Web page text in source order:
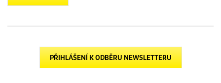
PŘIHLÁŠENÍ K ODBĚRU NEWSLETTERU